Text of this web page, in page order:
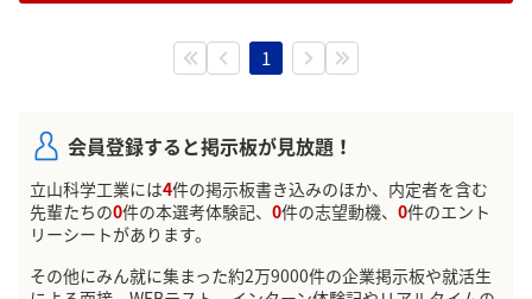
1
会員登録すると掲示板が見放題！
立山科学工業には4件の掲示板書き込みのほか、内定者を含む
先輩たちの0件の本選考体験記、 0件の志望動機、 0件のエント
リーシートがあります。
その他にみん就に集まった約2万9000件の企業掲示板や就活生